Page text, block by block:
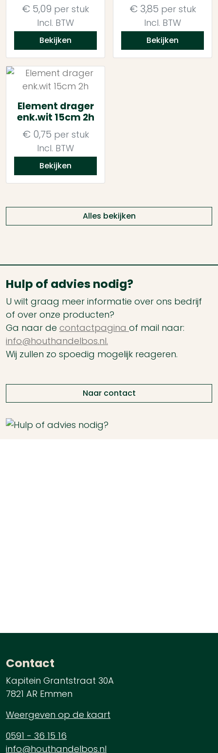
€ 5,09 per stuk
Incl. BTW
Bekijken
€ 3,85 per stuk
Incl. BTW
Bekijken
Element drager
enk.wit 15cm 2h
€ 0,75 per stuk
Incl. BTW
Bekijken
Alles bekijken
Hulp of advies nodig?
U wilt graag meer informatie over ons bedrijf
of over onze producten?
Ga naar de contactpagina of mail naar:
info@houthandelbos.nl.
Wij zullen zo spoedig mogelijk reageren.
Naar contact
Contact
Kapitein Grantstraat 30A
7821 AR Emmen
Weergeven op de kaart
0591 - 36 15 16
info@houthandelbos.nl